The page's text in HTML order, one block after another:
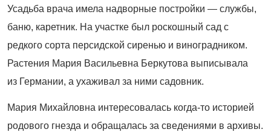
Усадьба врача имела надворные постройки — службы,
баню, каретник. На участке был роскошный сад с
редкого сорта персидской сиренью и виноградником.
Растения Мария Васильевна Беркутова выписывала
из Германии, а ухаживал за ними садовник.
Мария Михайловна интересовалась когда-то историей
родового гнезда и обращалась за сведениями в архивы.